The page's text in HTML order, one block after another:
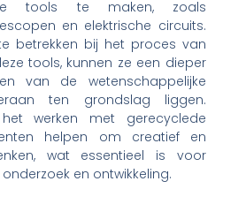
tools te maken, zoals
en elektrische circuits.
betrekken bij het proces van
tools, kunnen ze een dieper
van de wetenschappelijke
ten grondslag liggen.
werken met gerecyclede
helpen om creatief en
wat essentieel is voor
en ontwikkeling.